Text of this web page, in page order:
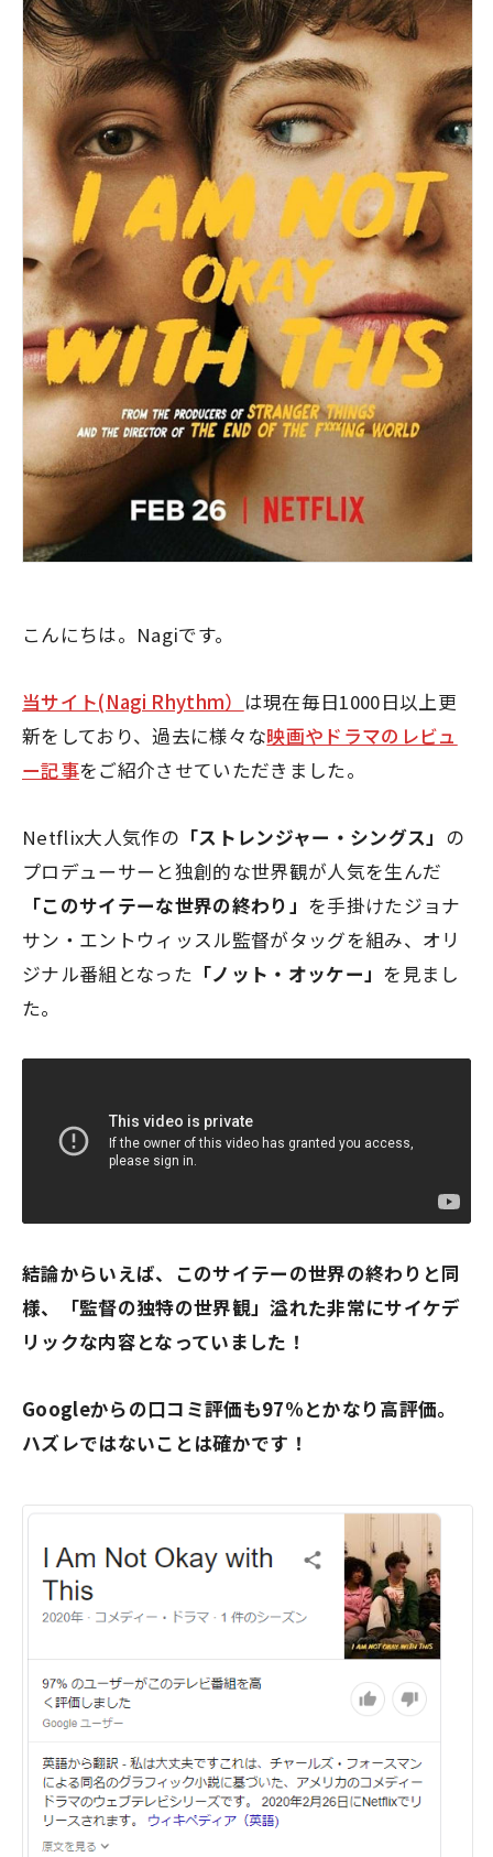
こんにちは。Nagiです。
当サイト(Nagi Rhythm） は現在毎日1000日以上更
新をしており、過去に様々な映画やドラマのレビュ
ー記事をご紹介させていただきました。
Netflix大人気作の 「ストレンジャー・シングス」 の
プロデューサーと独創的な世界観が人気を生んだ
「このサイテーな世界の終わり」 を手掛けたジョナ
サン・エントウィッスル監督がタッグを組み、オリ
ジナル番組となった 「ノット・オッケー」 を見まし
た。
結論からいえば、このサイテーの世界の終わりと同
様、「監督の独特の世界観」溢れた非常にサイケデ
リックな内容となっていました！
Googleからの口コミ評価も97%とかなり高評価。
ハズレではないことは確かです！